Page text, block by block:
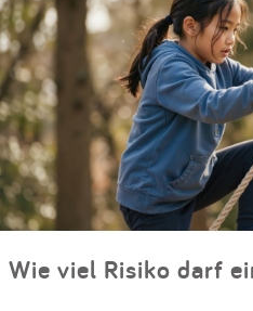
Wie viel Risiko darf